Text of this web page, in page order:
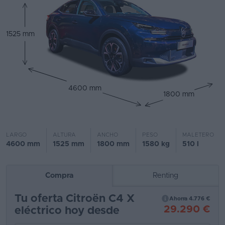
mano
Eléctricos
Ofertas
opiniones
Comparador
1525 mm
4600 mm
1800 mm
LARGO
4600 mm
ALTURA
1525 mm
ANCHO
1800 mm
PESO
1580 kg
MALETERO
510 l
Compra Renting
Tu oferta Citroën C4 X
eléctrico hoy desde
Ahorra 4.776 €
29.290 €